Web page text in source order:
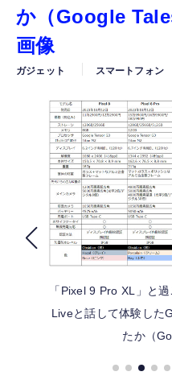
カ
公
か（Google
画像
ガジェット スマートフォン
「Pixel 9 Pro XL」と
Liveと話して体験した
たか（